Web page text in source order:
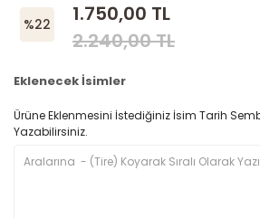
%22
1.750,00 TL
2.240,00 TL
Eklenecek İsimler
Ürüne Eklenmesini İstediğiniz İsim Tarih
Yazabilirsiniz.